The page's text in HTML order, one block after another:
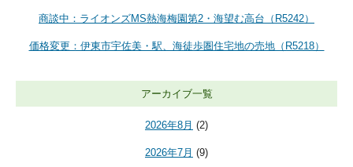
商談中：ライオンズMS熱海梅園第2・海望む高台（R5242）
価格変更：伊東市宇佐美・駅、海徒歩圏住宅地の売地（R5218）
アーカイブ一覧
2026年8月 (2)
2026年7月 (9)